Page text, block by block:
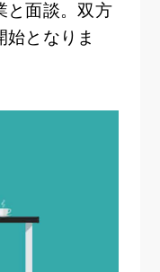
と面談。双方
となりま